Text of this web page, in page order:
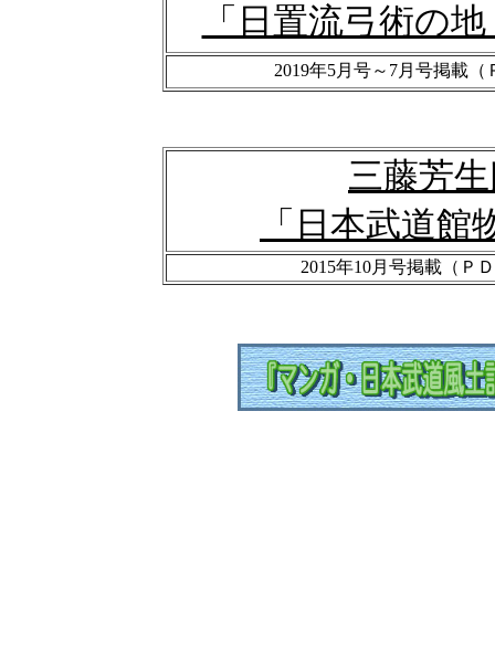
「日置流弓術の
2019年5月号～7月号掲載（
三藤芳
「日本武道館
2015年10月号掲載（Ｐ